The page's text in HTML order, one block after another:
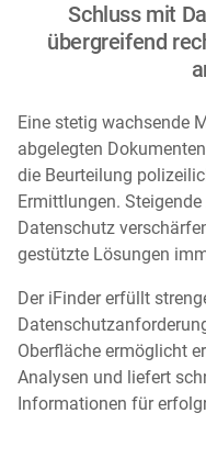
Schluss mit
übergreifend
Eine stetig wachsende
abgelegten
die Beurteilung
Ermittlungen.
Datenschutz
gestützte Lösungen
Der iFinder erfüllt
Oberfläche ermöglicht
Analysen und liefert
Informationen für